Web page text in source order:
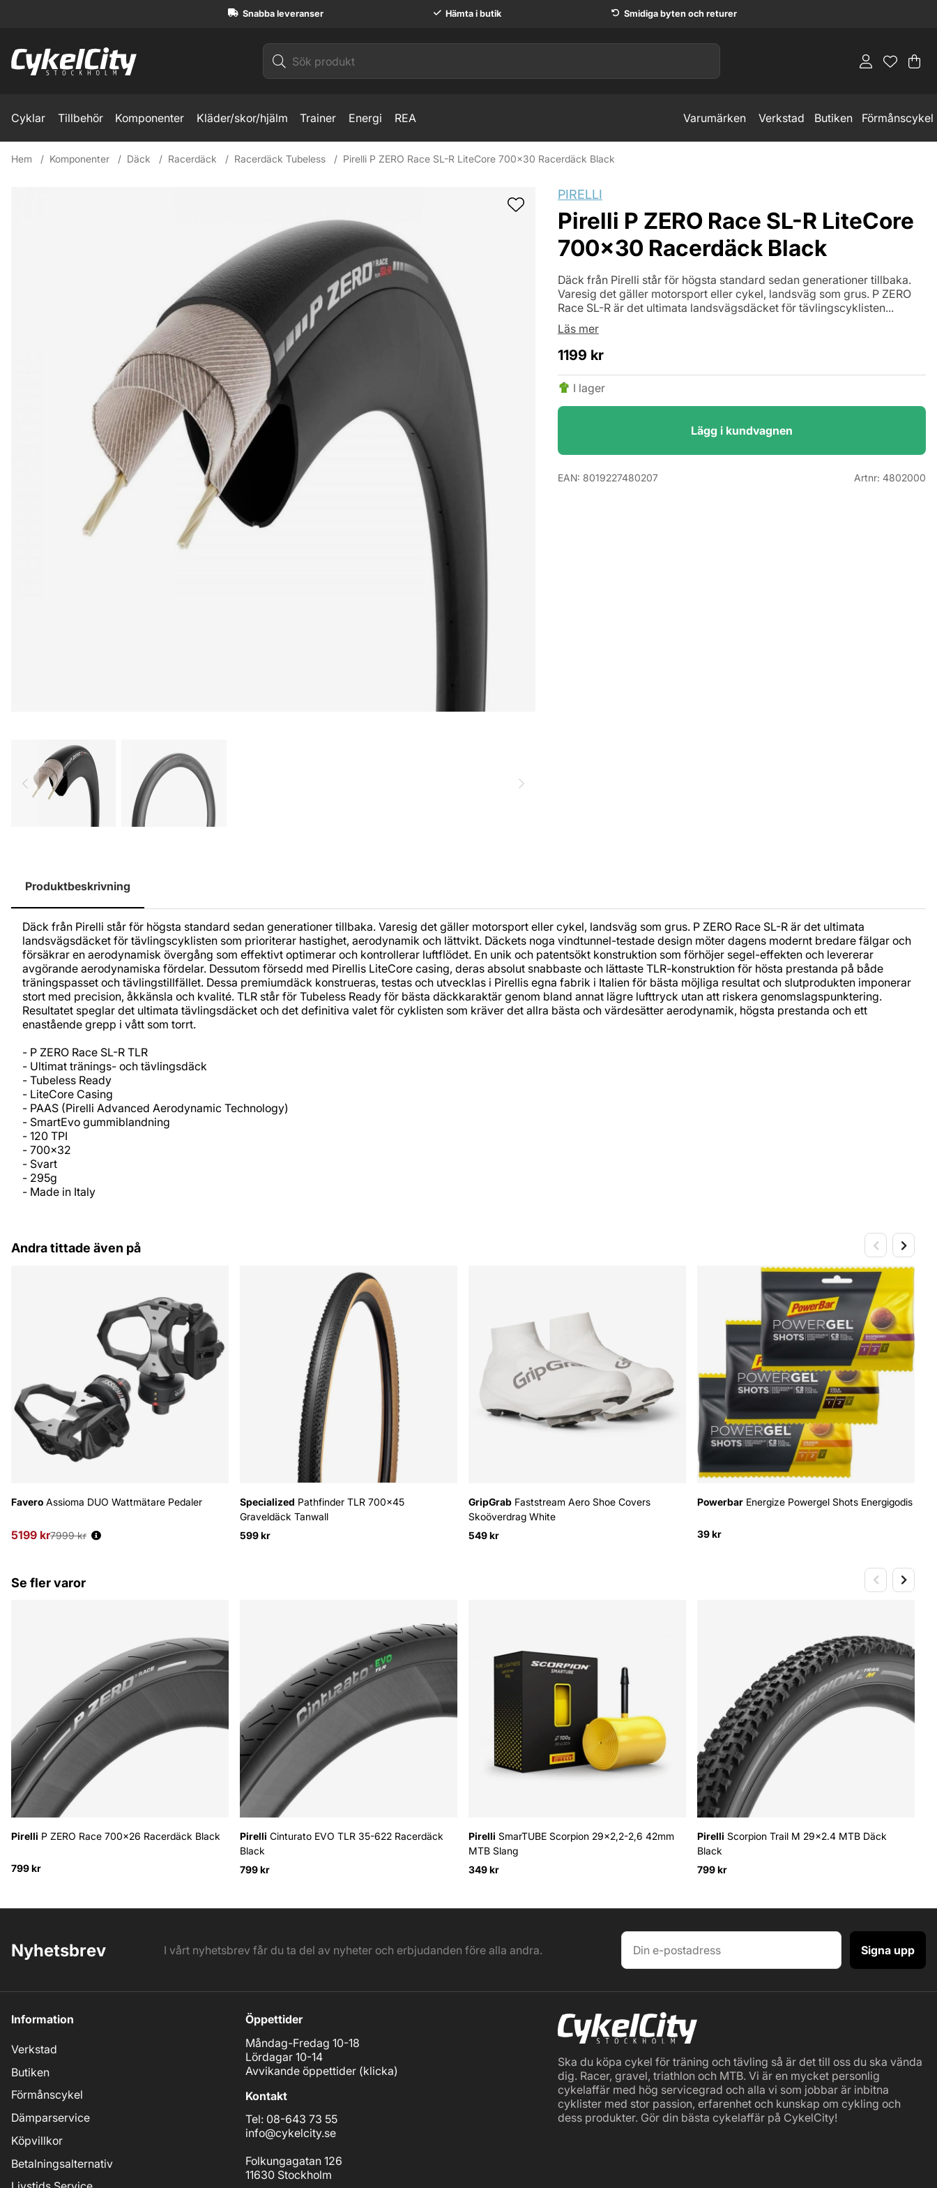
Snabba leveranser Hämta i butik Smidiga byten och returer
.
Cyklar Tillbehör Komponenter Kläder/skor/hjälm Trainer Energi REA Varumärken Verkstad Butiken Förmånscykel
Hem Komponenter Däck Racerdäck Racerdäck Tubeless Pirelli P ZERO Race SL-R LiteCore 700x30 Racerdäck Black
PIRELLI
Pirelli P ZERO Race SL-R LiteCore
700x30 Racerdäck Black
Däck från Pirelli står för högsta standard sedan generationer tillbaka.
Varesig det gäller motorsport eller cykel, landsväg som grus. P ZERO
Race SL-R är det ultimata landsvägsdäcket för tävlingscyklisten...
Läs mer
1199 kr
I lager
Lägg i kundvagnen
EAN: 8019227480207 Artnr: 4802000
Produktbeskrivning
Däck från Pirelli står för högsta standard sedan generationer tillbaka. Varesig det gäller motorsport eller cykel, landsväg som grus. P ZERO Race SL-R är det ultimata
landsvägsdäcket för tävlingscyklisten som prioriterar hastighet, aerodynamik och lättvikt. Däckets noga vindtunnel-testade design möter dagens modernt bredare fälgar och
försäkrar en aerodynamisk övergång som effektivt optimerar och kontrollerar luftflödet. En unik och patentsökt konstruktion som förhöjer segel-effekten och levererar
avgörande aerodynamiska fördelar. Dessutom försedd med Pirellis LiteCore casing, deras absolut snabbaste och lättaste TLR-konstruktion för hösta prestanda på både
träningspasset och tävlingstillfället. Dessa premiumdäck konstrueras, testas och utvecklas i Pirellis egna fabrik i Italien för bästa möjliga resultat och slutprodukten imponerar
stort med precision, åkkänsla och kvalité. TLR står för Tubeless Ready för bästa däckkaraktär genom bland annat lägre lufttryck utan att riskera genomslagspunktering.
Resultatet speglar det ultimata tävlingsdäcket och det definitiva valet för cyklisten som kräver det allra bästa och värdesätter aerodynamik, högsta prestanda och ett
enastående grepp i vått som torrt.
- P ZERO Race SL-R TLR
- Ultimat tränings- och tävlingsdäck
- Tubeless Ready
- LiteCore Casing
- PAAS (Pirelli Advanced Aerodynamic Technology)
- SmartEvo gummiblandning
- 120 TPI
- 700x32
- Svart
- 295g
- Made in Italy
Andra tittade även på
Favero Assioma DUO Wattmätare Pedaler
5199 kr
Ordinarie pris:
7999 kr
Specialized Pathfinder TLR 700x45
Graveldäck Tanwall
599 kr
GripGrab Faststream Aero Shoe Covers
Skoöverdrag White
549 kr
Powerbar Energize Powergel Shots Energigodis
39 kr
Se fler varor
Pirelli P ZERO Race 700x26 Racerdäck Black
799 kr
Pirelli Cinturato EVO TLR 35-622 Racerdäck
Black
799 kr
Pirelli SmarTUBE Scorpion 29x2,2-2,6 42mm
MTB Slang
349 kr
Pirelli Scorpion Trail M 29x2.4 MTB Däck
Black
799 kr
Nyhetsbrev I vårt nyhetsbrev får du ta del av nyheter och erbjudanden före alla andra. Signa upp
Information
Verkstad
Butiken
Förmånscykel
Dämparservice
Köpvillkor
Betalningsalternativ
Öppettider
Måndag-Fredag 10-18
Lördagar 10-14
Avvikande öppettider (klicka)
Kontakt
Tel: 08-643 73 55
info@cykelcity.se
Folkungagatan 126
11630 Stockholm
Ska du köpa cykel för träning och tävling så är det till oss du ska vända
dig. Racer, gravel, triathlon och MTB. Vi är en mycket personlig
cykelaffär med hög servicegrad och alla vi som jobbar är inbitna
cyklister med stor passion, erfarenhet och kunskap om cykling och
dess produkter. Gör din bästa cykelaffär på CykelCity!